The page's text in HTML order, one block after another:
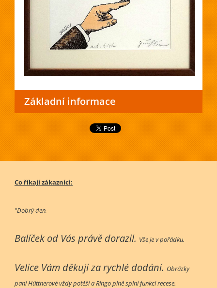
Základní informace
Co říkají zákazníci:
"Dobrý den,
Balíček od Vás právě dorazil. Vše je v pořádku.
Velice Vám děkuji za rychlé dodání. Obrázky
paní Hüttnerové vždy potěší a Ringo plně splní funkci recese.